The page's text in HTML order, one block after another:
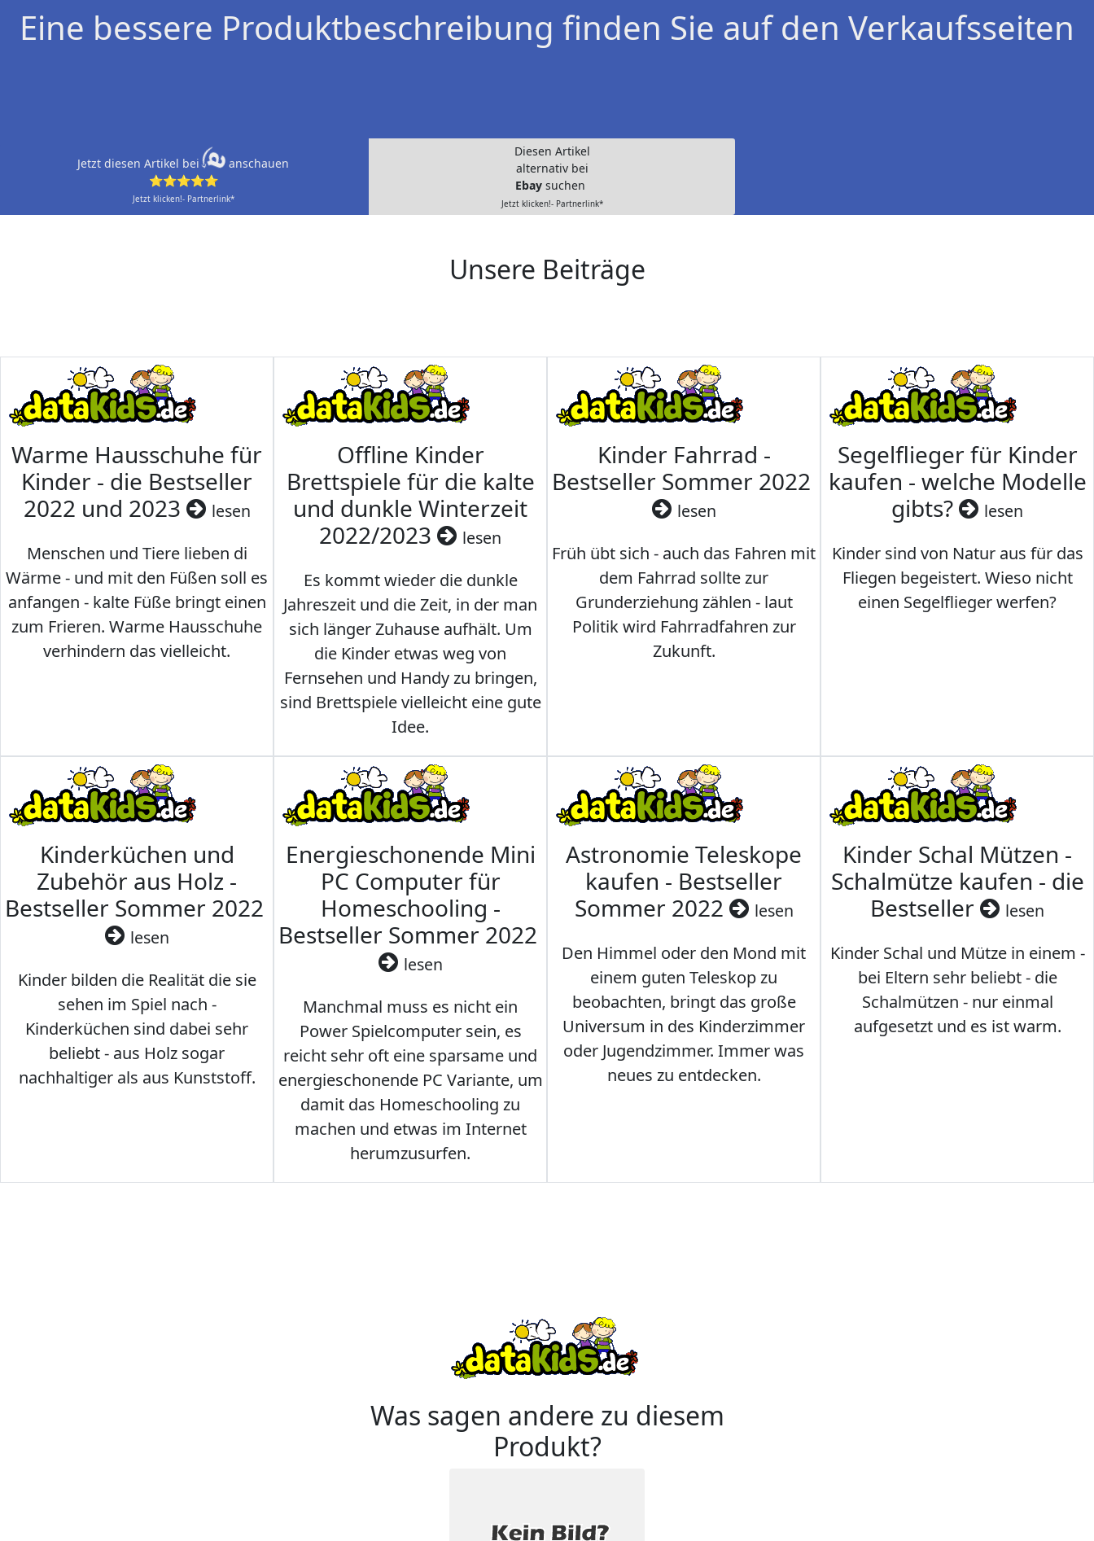
Eine bessere Produktbeschreibung finden Sie auf den Verkaufsseiten
Jetzt diesen Artikel bei
anschauen
⭐⭐⭐⭐⭐
Jetzt klicken!- Partnerlink*
Diesen Artikel
alternativ bei
Ebay suchen
Jetzt klicken!- Partnerlink*
Unsere Beiträge
Warme Hausschuhe für
Kinder - die Bestseller
2022 und 2023
lesen
Menschen und Tiere lieben di
Wärme - und mit den Füßen soll es
anfangen - kalte Füße bringt einen
zum Frieren. Warme Hausschuhe
verhindern das vielleicht.
Offline Kinder
Brettspiele für die kalte
und dunkle Winterzeit
2022/2023
lesen
Es kommt wieder die dunkle
Jahreszeit und die Zeit, in der man
sich länger Zuhause aufhält. Um
die Kinder etwas weg von
Fernsehen und Handy zu bringen,
sind Brettspiele vielleicht eine gute
Idee.
Kinder Fahrrad -
Bestseller Sommer 2022
lesen
Früh übt sich - auch das Fahren mit
dem Fahrrad sollte zur
Grunderziehung zählen - laut
Politik wird Fahrradfahren zur
Zukunft.
Segelflieger für Kinder
kaufen - welche Modelle
gibts?
lesen
Kinder sind von Natur aus für das
Fliegen begeistert. Wieso nicht
einen Segelflieger werfen?
Kinderküchen und
Zubehör aus Holz -
Bestseller Sommer 2022
lesen
Kinder bilden die Realität die sie
sehen im Spiel nach -
Kinderküchen sind dabei sehr
beliebt - aus Holz sogar
nachhaltiger als aus Kunststoff.
Energieschonende Mini
PC Computer für
Homeschooling -
Bestseller Sommer 2022
lesen
Manchmal muss es nicht ein
Power Spielcomputer sein, es
reicht sehr oft eine sparsame und
energieschonende PC Variante, um
damit das Homeschooling zu
machen und etwas im Internet
herumzusurfen.
Astronomie Teleskope
kaufen - Bestseller
Sommer 2022
lesen
Den Himmel oder den Mond mit
einem guten Teleskop zu
beobachten, bringt das große
Universum in des Kinderzimmer
oder Jugendzimmer. Immer was
neues zu entdecken.
Kinder Schal Mützen -
Schalmütze kaufen - die
Bestseller
lesen
Kinder Schal und Mütze in einem -
bei Eltern sehr beliebt - die
Schalmützen - nur einmal
aufgesetzt und es ist warm.
Was sagen andere zu diesem
Produkt?